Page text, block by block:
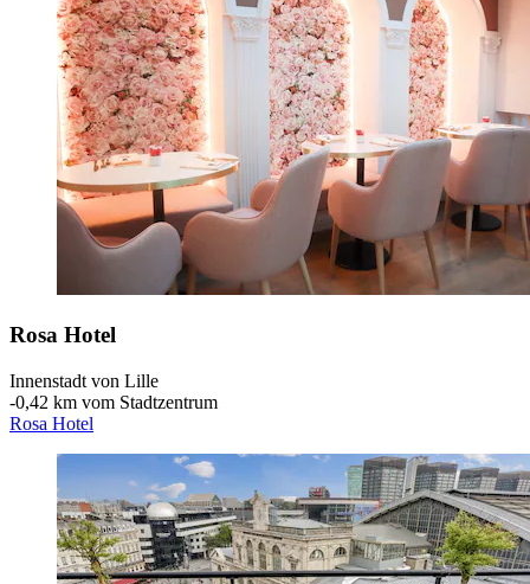
Rosa Hotel
Innenstadt von Lille
‐0,42 km vom Stadtzentrum
Rosa Hotel